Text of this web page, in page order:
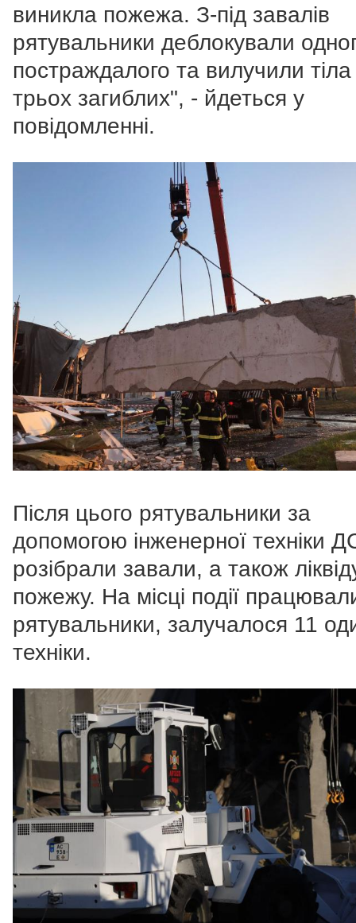
виникла пожежа. З-під завалів
рятувальники деблокували
постраждалого та вилучили
трьох загиблих", - йдеться у
повідомленні.
Після цього рятувальники за
допомогою інженерної техніки
розібрали завали, а також
пожежу. На місці події
рятувальники, залучалося 11
техніки.